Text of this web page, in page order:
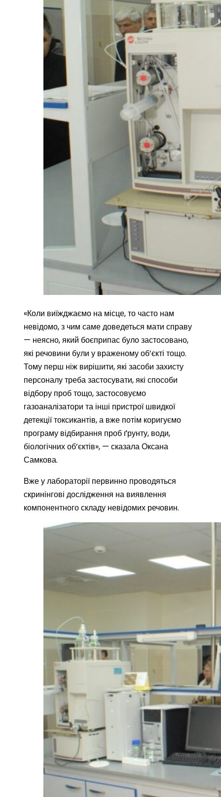
«Коли виїжджаємо на місце, то часто нам
невідомо, з чим саме доведеться мати справу
— неясно, який боєприпас було застосовано,
які речовини були у враженому об’єкті тощо.
Тому перш ніж вирішити, які засоби захисту
персоналу треба застосувати, які способи
відбору проб тощо, застосовуємо
газоаналізатори та інші пристрої швидкої
детекції токсикантів, а вже потім коригуємо
програму відбирання проб ґрунту, води,
біологічних об’єктів», — сказала Оксана
Самкова.
Вже у лабораторії первинно проводяться
скринінгові дослідження на виявлення
компонентного складу невідомих речовин.